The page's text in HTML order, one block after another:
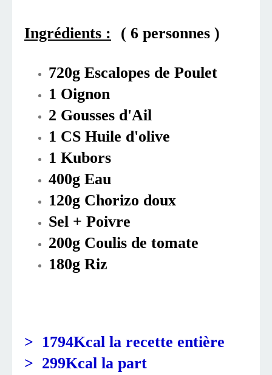
Ingrédients : ( 6 personnes )
720g Escalopes de Poulet
1 Oignon
2 Gousses d'Ail
1 CS Huile d'olive
1 Kubors
400g Eau
120g Chorizo doux
Sel + Poivre
200g Coulis de tomate
180g Riz
> 1794Kcal la recette entière
> 299Kcal la part